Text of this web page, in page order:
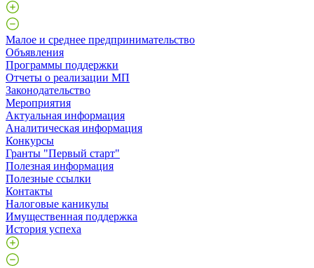
Малое и среднее предпринимательство
Объявления
Программы поддержки
Отчеты о реализации МП
Законодательство
Мероприятия
Актуальная информация
Аналитическая информация
Конкурсы
Гранты "Первый старт"
Полезная информация
Полезные ссылки
Контакты
Налоговые каникулы
Имущественная поддержка
История успеха